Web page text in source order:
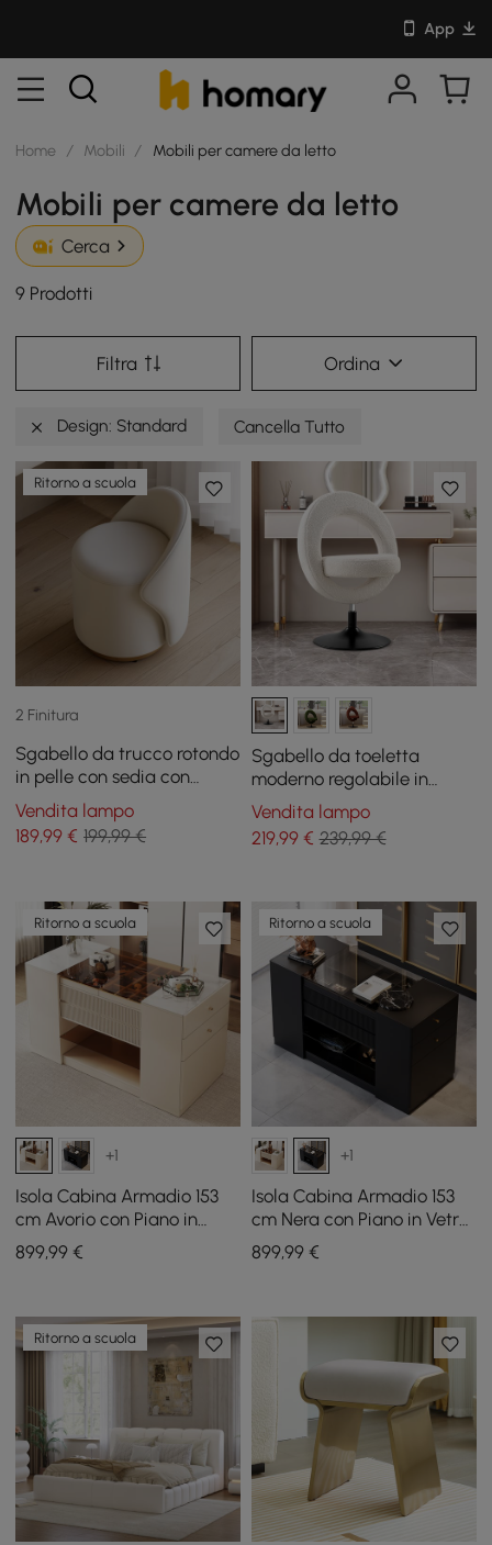
App
Home / Mobili / Mobili per camere da letto
Mobili per camere da letto
Cerca
9 Prodotti
Filtra Ordina
Design: Standard Cancella Tutto
Ritorno a scuola
2 Finitura
Sgabello da trucco rotondo
in pelle con sedia con
schienale
Vendita lampo
189,99 € 199,99 €
Sgabello da toeletta
moderno regolabile in
boucle bianco con
schienale
Vendita lampo
219,99€ 239,99 €
Ritorno a scuola
+1
Isola Cabina Armadio 153
cm Avorio con Piano in
Vetro e Porta Gioielli
899,99 €
Ritorno a scuola
+1
Isola Cabina Armadio 153
cm Nera con Piano in Vetro
e Porta Gioielli
899,99€
Ritorno a scuola